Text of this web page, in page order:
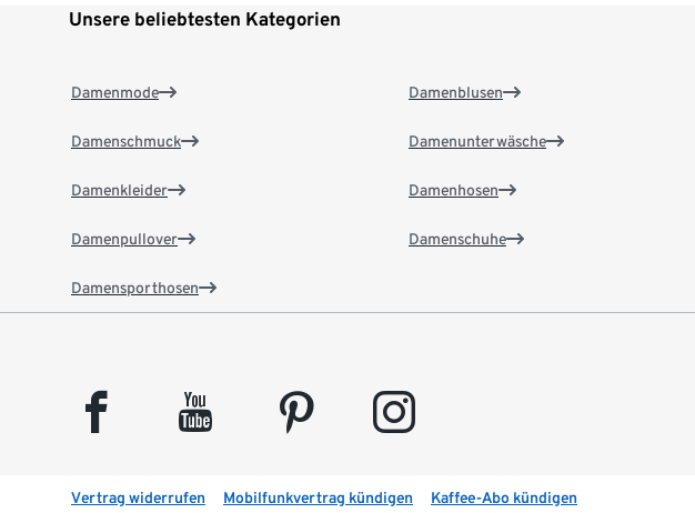
Unsere beliebtesten Kategorien
Damenmode
Damenschmuck
Damenkleider
Damenpullover
Damensporthosen
Damenblusen
Damenunterwäsche
Damenhosen
Damenschuhe
facebook youtube pinterest instagram
Vertrag widerrufen Mobilfunkvertrag kündigen Kaffee-Abo kündigen